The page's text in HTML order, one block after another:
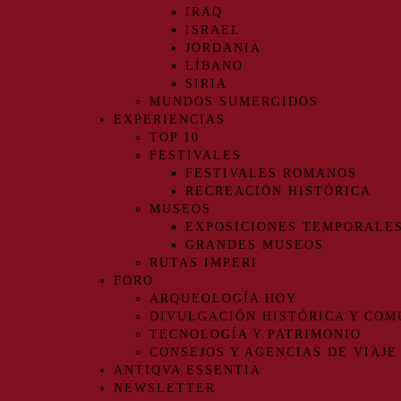
IRAQ
ISRAEL
JORDANIA
LÍBANO
SIRIA
MUNDOS SUMERGIDOS
EXPERIENCIAS
TOP 10
FESTIVALES
FESTIVALES ROMANOS
RECREACIÓN HISTÓRICA
MUSEOS
EXPOSICIONES TEMPORALES
GRANDES MUSEOS
RUTAS IMPERI
FORO
ARQUEOLOGÍA HOY
DIVULGACIÓN HISTÓRICA Y
TECNOLOGÍA Y PATRIMONIO
CONSEJOS Y AGENCIAS DE VIAJE
ANTIQVA ESSENTIA
NEWSLETTER